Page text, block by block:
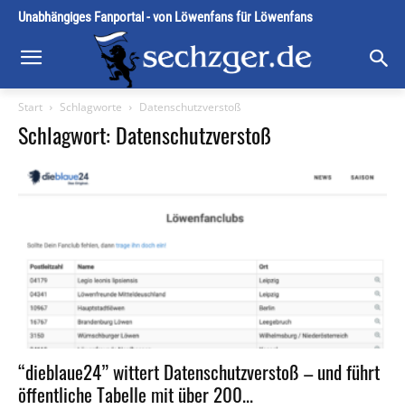
Unabhängiges Fanportal - von Löwenfans für Löwenfans
Start Schlagworte Datenschutzverstoß
Schlagwort: Datenschutzverstoß
“dieblaue24” wittert Datenschutzverstoß – und führt
öffentliche Tabelle mit über 200...